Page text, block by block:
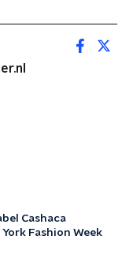
Cashaca
Fashion Week